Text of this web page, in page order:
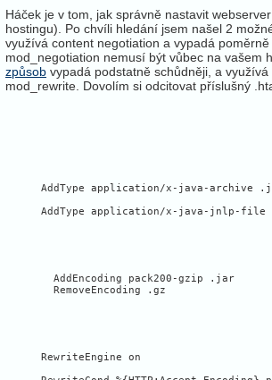
Háček je v tom, jak správně nastavit
hostingu). Po chvíli hledání jsem našel 2
využívá content negotiation a vypadá
mod_negotiation nemusí být vůbec na vašem
způsob vypadá podstatně schůdněji, a
mod_rewrite. Dovolím si odcitovat příslušný
AddType application/x-java-archive
AddType application/x-java-jnlp-
  AddEncoding pack200-gzip .jar
  RemoveEncoding .gz
RewriteEngine on